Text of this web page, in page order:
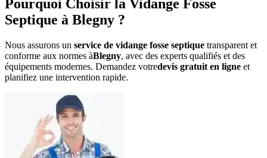
Pourquoi Choisir la Vidange Fosse
Septique à Blegny ?
Nous assurons un service de vidange fosse septique transparent et
conforme aux normes àBlegny, avec des experts qualifiés et des
équipements modernes. Demandez votredevis gratuit en ligne et
planifiez une intervention rapide.